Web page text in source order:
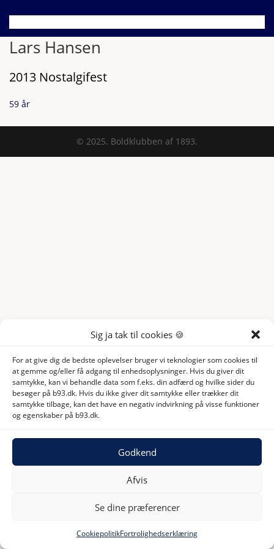
Sig ja tak til cookies 🍪
For at give dig de bedste oplevelser bruger vi teknologier som cookies til
at gemme og/eller få adgang til enhedsoplysninger. Hvis du giver dit
samtykke, kan vi behandle data som f.eks. din adfærd og hvilke sider du
besøger på b93.dk. Hvis du ikke giver dit samtykke eller trækker dit
samtykke tilbage, kan det have en negativ indvirkning på visse funktioner
og egenskaber på b93.dk.
Godkend
Afvis
Se dine præferencer
CookiepolitikFortrolighedserklæring
Lars Hansen
2013 Nostalgifest
59 år
© 2025. Boldklubben af 1893.